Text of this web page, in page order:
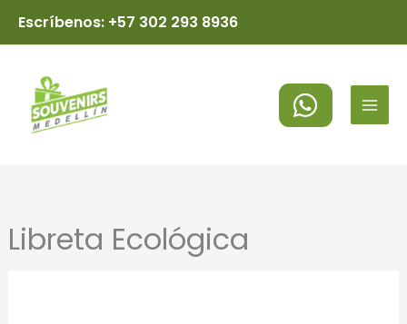
Escríbenos: +57 302 293 8936
Libreta Ecológica